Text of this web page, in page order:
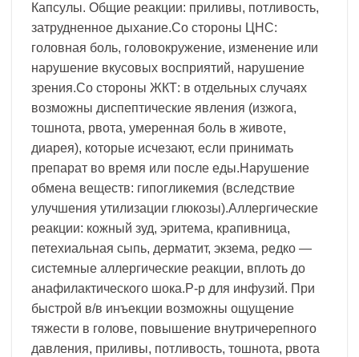
Капсулы. Общие реакции: приливы, потливость,
затрудненное дыхание.Со стороны ЦНС:
головная боль, головокружение, изменение или
нарушение вкусовых восприятий, нарушение
зрения.Со стороны ЖКТ: в отдельных случаях
возможны диспептические явления (изжога,
тошнота, рвота, умеренная боль в животе,
диарея), которые исчезают, если принимать
препарат во время или после еды.Нарушение
обмена веществ: гипогликемия (вследствие
улучшения утилизации глюкозы).Аллергические
реакции: кожный зуд, эритема, крапивница,
петехиальная сыпь, дерматит, экзема, редко —
системные аллергические реакции, вплоть до
анафилактического шока.Р-р для инфузий. При
быстрой в/в инъекции возможны ощущение
тяжести в голове, повышение внутричерепного
давления, приливы, потливость, тошнота, рвота